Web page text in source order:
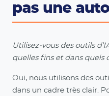
pas une
Utilisez-vous des outils
quelles fins et dans quels
Oui, nous utilisons des
dans un cadre très clair.